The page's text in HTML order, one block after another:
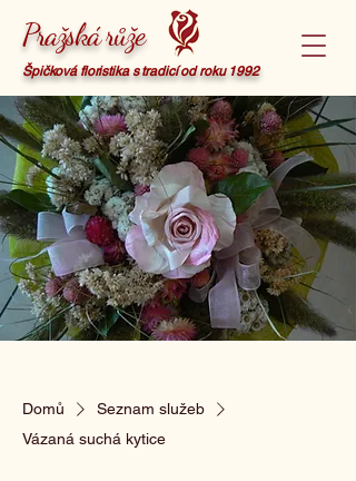
Pražská růže
Špičková floristika s tradicí od roku 1992
Domů
Seznam služeb
Vázaná suchá kytice